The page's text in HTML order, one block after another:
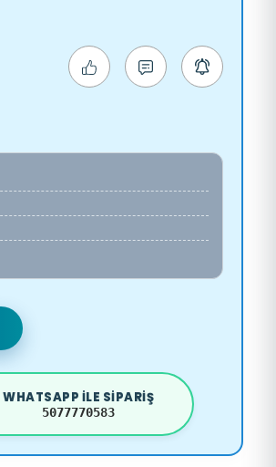
WHATSAPP ILE SIPARIŞ
5077770583